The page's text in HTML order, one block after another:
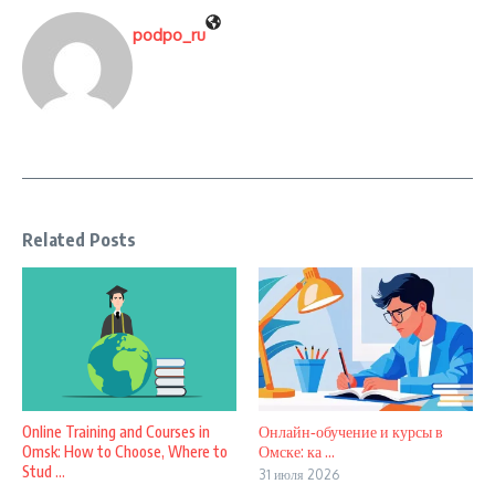
podpo_ru
Related Posts
Online Training and Courses in
Omsk: How to Choose, Where to
Stud ...
Онлайн‑обучение и курсы в
Омске: ка ...
31 июля 2026